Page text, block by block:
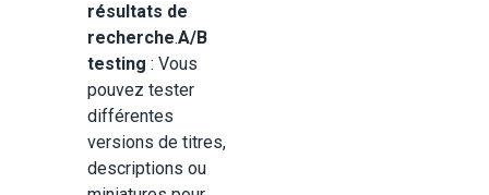
résultats de
recherche.A/B
testing : Vous
pouvez tester
différentes
versions de titres,
descriptions ou